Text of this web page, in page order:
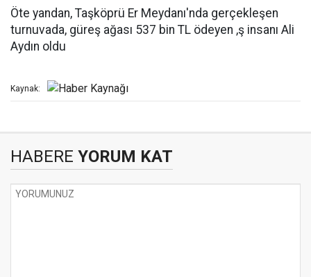
Öte yandan, Taşköprü Er Meydanı'nda gerçekleşen
turnuvada, güreş ağası 537 bin TL ödeyen ,ş insanı Ali
Aydın oldu
Kaynak:
HABERE YORUM KAT